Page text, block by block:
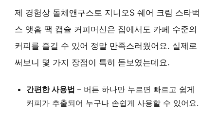
제 경험상 돌체앤구스토 지니오S 쉐어 크림 스타벅
스 앳홈 팩 캡슐 커피머신은 집에서도 카페 수준의
커피를 즐길 수 있어 정말 만족스러웠어요. 실제로
써보니 몇 가지 장점이 특히 돋보였는데요.
간편한 사용법 – 버튼 하나만 누르면 빠르고 쉽게
커피가 추출되어 누구나 손쉽게 사용할 수 있어요.